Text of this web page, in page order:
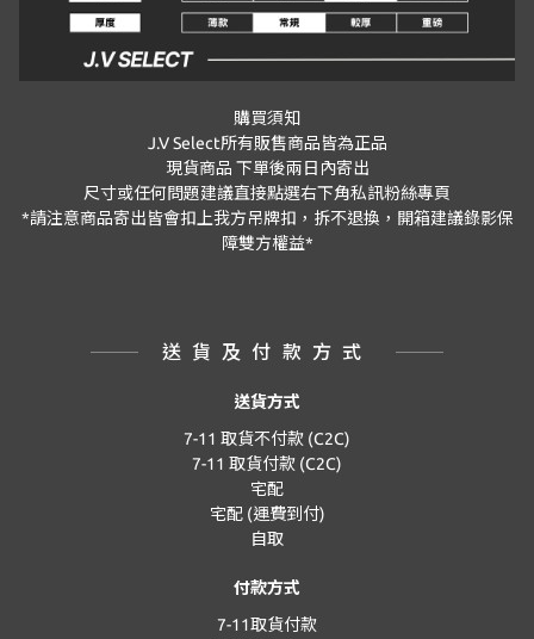
購買須知
J.V Select所有販售商品皆為正品
現貨商品 下單後兩日內寄出
尺寸或任何問題建議直接點選右下角私訊粉絲專頁
*請注意商品寄出皆會扣上我方吊牌扣，拆不退換，開箱建議錄影保
障雙方權益*
送貨及付款方式
送貨方式
7-11 取貨不付款 (C2C)
7-11 取貨付款 (C2C)
宅配
宅配 (運費到付)
自取
付款方式
7-11取貨付款